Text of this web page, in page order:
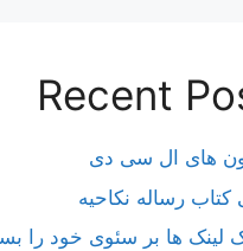
Recent
های ال سی دی
رساله نکاحیه
لینک ها بر سئوی خود را